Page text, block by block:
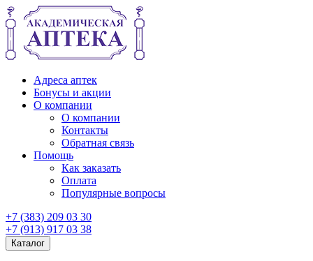
Адреса аптек
Бонусы и акции
О компании
О компании
Контакты
Обратная связь
Помощь
Как заказать
Оплата
Популярные вопросы
+7 (383) 209 03 30
+7 (913) 917 03 38
Каталог